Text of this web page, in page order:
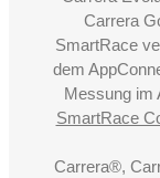
Carrera
SmartRace
dem
Messung im
SmartRace
Carrera®,